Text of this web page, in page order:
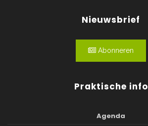
Nieuwsbrief
Abonneren
Praktische info
Agenda